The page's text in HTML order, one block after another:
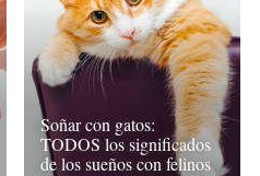
Soñar con gatos:
TODOS los significados
de los sueños con felinos